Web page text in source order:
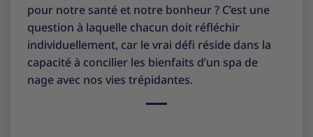
pour notre santé et notre bonheur ? C’est une
question à laquelle chacun doit réfléchir
individuellement, car le vrai défi réside dans la
capacité à concilier les bienfaits d’un spa de
nage avec nos vies trépidantes.